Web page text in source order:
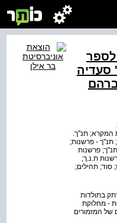
לספר
סעדיה
המקרא; תנ"ך.
- פרשנות;
פרשנות
ת.נ.ך;
תהילים;
בתולדות
- מחלוקת
של המזמורים